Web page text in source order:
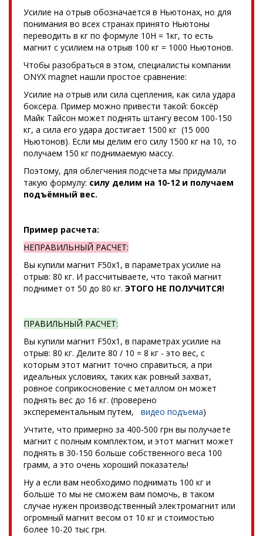
Усилие на отрыв обозначается в Ньютонах, но для
понимания во всех странах принято Ньютоны
переводить в кг по формуле 10Н = 1кг, то есть
магнит с усилием на отрыв 100 кг = 1000 Ньютонов.
Чтобы разобраться в этом, специалисты компании
ONYX magnet нашли простое сравнение:
Усилие на отрыв или сила сцепления, как сила удара
боксера. Пример можно привести такой: боксёр
Майк Тайсон может поднять штангу весом 100-150
кг, а сила его удара достигает 1500 кг (15 000
Ньютонов). Если мы делим его силу 1500 кг на 10, то
получаем 150 кг поднимаемую массу.
Поэтому, для облегчения подсчета мы придумали
такую формулу: силу делим на 10-12 и получаем
подъёмный вес.
Пример расчета:
НЕПРАВИЛЬНЫЙ РАСЧЕТ:
Вы купили магнит F50x1, в параметрах усилие на
отрыв: 80 кг. И рассчитываете, что такой магнит
поднимет от 50 до 80 кг. ЭТОГО НЕ ПОЛУЧИТСЯ!
ПРАВИЛЬНЫЙ РАСЧЕТ:
Вы купили магнит F50x1, в параметрах усилие на
отрыв: 80 кг. Делите 80 / 10 = 8 кг - это вес, с
которым этот магнит точно справиться, а при
идеальных условиях, таких как ровный захват,
ровное соприкосновение с металлом он может
поднять вес до 16 кг. (проверено
эксперементальным путем, видео подъема)
Учтите, что примерно за 400-500 грн вы получаете
магнит с полным комплектом, и этот магнит может
поднять в 30-150 больше собственного веса 100
грамм, а это очень хороший показатель!
Ну а если вам необходимо поднимать 100 кг и
больше то мы не сможем вам помочь, в таком
случае нужен производственный электромагнит или
огромный магнит весом от 10 кг и стоимостью
более 10-20 тыс грн.